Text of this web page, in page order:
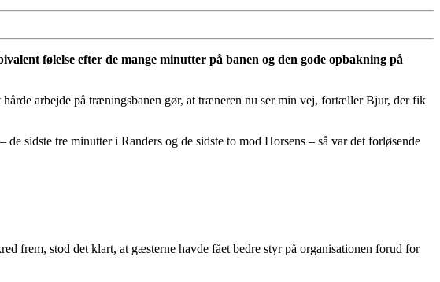
følelse efter de mange minutter på banen og den gode opbakning på
arbejde på træningsbanen gør, at træneren nu ser min vej, fortæller Bjur, der fik
sidste tre minutter i Randers og de sidste to mod Horsens – så var det forløsende
frem, stod det klart, at gæsterne havde fået bedre styr på organisationen forud for